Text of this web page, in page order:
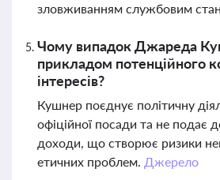
зловживанням службовим
Чому випадок Джареда
прикладом потенційного
інтересів?
Кушнер поєднує політичну
офіційної посади та не подає
доходи, що створює ризики
етичних проблем. Джерело